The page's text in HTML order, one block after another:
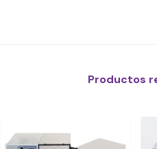
Productos